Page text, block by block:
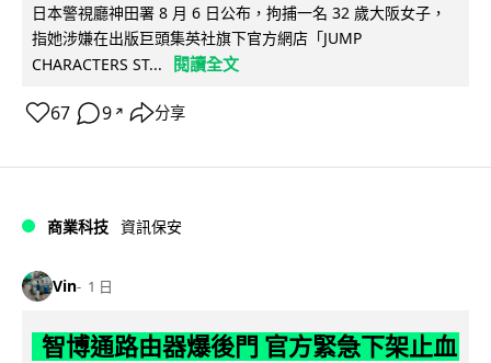
日本警視廳神田署 8 月 6 日公布，拘捕一名 32 歲大阪女子，
指她涉嫌在出版巨頭集英社旗下官方網店「JUMP
CHARACTERS ST...
閱讀全文
67 9 ↗ 分享
商業科技 資訊保安
Vin 1 日
智博通路由器爆後門 官方緊急下架止血